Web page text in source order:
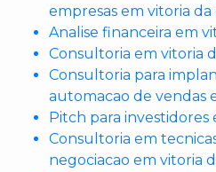
empresas em vitoria
Analise financeira em
Consultoria em vitoria
Consultoria para
automacao de vendas
Pitch para
Consultoria em
negociacao em vitoria